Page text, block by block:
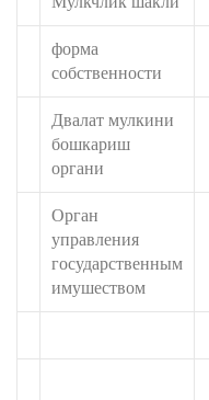
форма
собственности
Двалат мулкини
бошкариш
органи
Орган
управления
государственным
имушеством